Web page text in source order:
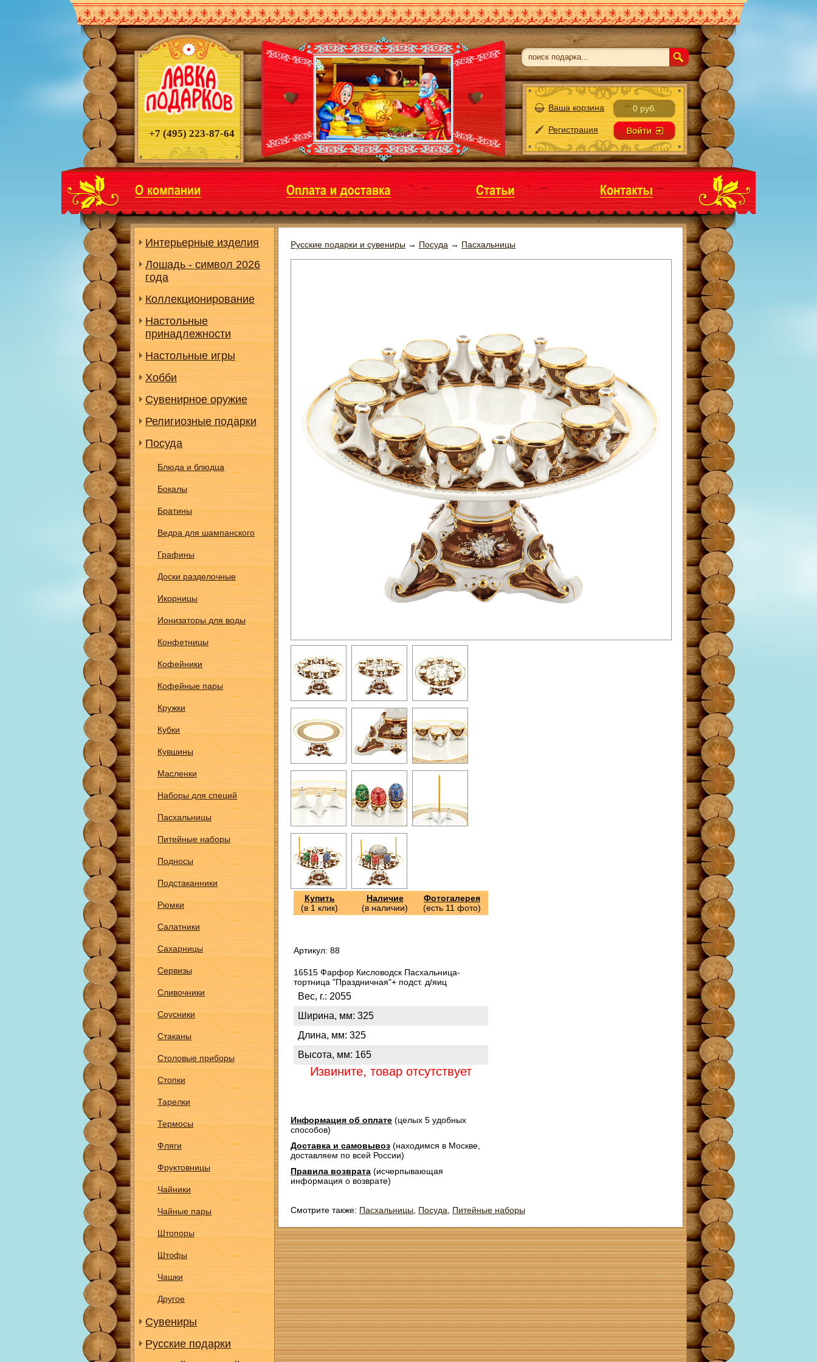
+7 (495) 223-87-64
Ваша корзина 0 руб.
Регистрация
Интерьерные изделия
Лошадь - символ 2026
года
Коллекционирование
Настольные
принадлежности
Настольные игры
Хобби
Сувенирное оружие
Религиозные подарки
Посуда
Блюда и блюдца
Бокалы
Братины
Ведра для шампанского
Графины
Доски разделочные
Икорницы
Ионизаторы для воды
Конфетницы
Кофейники
Кофейные пары
Кружки
Кубки
Кувшины
Масленки
Наборы для специй
Пасхальницы
Питейные наборы
Подносы
Подстаканники
Рюмки
Салатники
Сахарницы
Сервизы
Сливочники
Соусники
Стаканы
Столовые приборы
Стопки
Тарелки
Термосы
Фляги
Фруктовницы
Чайники
Чайные пары
Штопоры
Штофы
Чашки
Другое
Сувениры
Русские подарки
Русские подарки и сувениры → Посуда → Пасхальницы
Купить
(в 1 клик)
Наличие
(в наличии)
Фотогалерея
(есть 11 фото)
Артикул: 88
16515 Фарфор Кисловодск Пасхальница-
тортница "Праздничная"+ подст. д/яиц
Вес, г.: 2055
Ширина, мм: 325
Длина, мм: 325
Высота, мм: 165
Извините, товар отсутствует
Информация об оплате (целых 5 удобных
способов)
Доставка и самовывоз (находимся в Москве,
доставляем по всей России)
Правила возврата (исчерпывающая
информация о возврате)
Смотрите также: Пасхальницы Посуда Питейные наборы